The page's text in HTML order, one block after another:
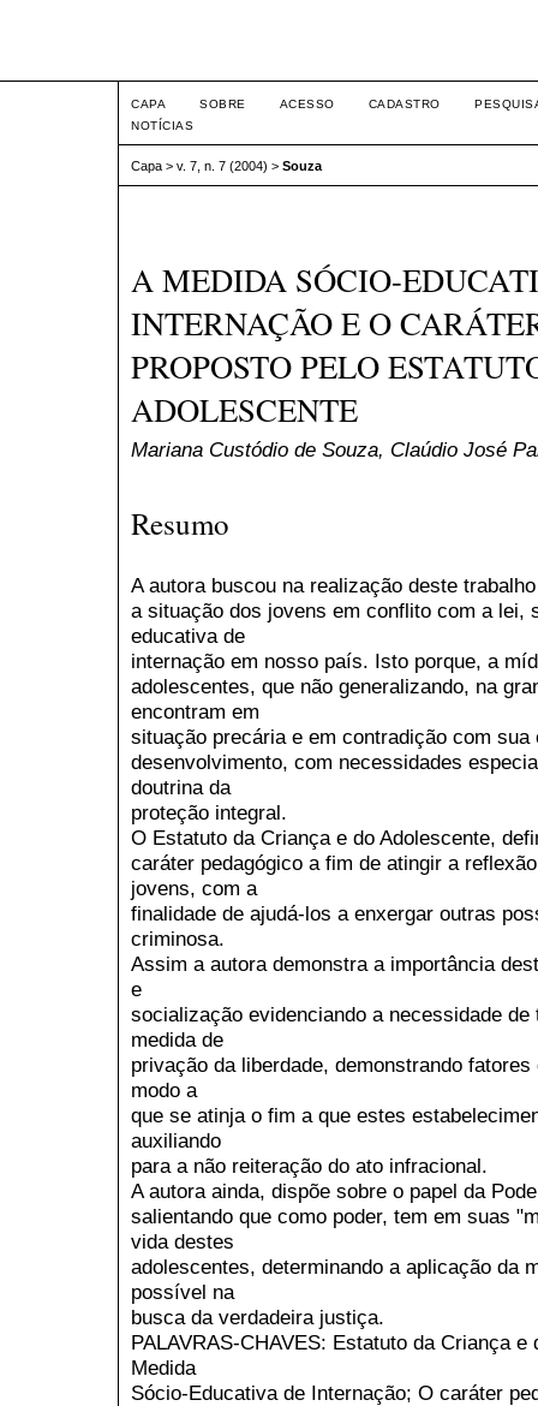
CAPA SOBRE ACESSO CADASTRO
NOTÍCIAS
Capa > v. 7, n. 7 (2004) > Souza
A MEDIDA SÓCIO-
INTERNAÇÃO E O
PROPOSTO PELO
ADOLESCENTE
Mariana Custódio de Souza, Claúdio José
Resumo
A autora buscou na realização deste
a situação dos jovens em conflito com a lei,
educativa de
internação em nosso país. Isto porque, a
adolescentes, que não generalizando, na
encontram em
situação precária e em contradição com
desenvolvimento, com necessidades
doutrina da
proteção integral.
O Estatuto da Criança e do Adolescente,
caráter pedagógico a fim de atingir a
jovens, com a
finalidade de ajudá-los a enxergar outras
criminosa.
Assim a autora demonstra a importância
e
socialização evidenciando a necessidade
medida de
privação da liberdade, demonstrando
modo a
que se atinja o fim a que estes
auxiliando
para a não reiteração do ato infracional.
A autora ainda, dispõe sobre o papel da
salientando que como poder, tem em suas
vida destes
adolescentes, determinando a aplicação da
possível na
busca da verdadeira justiça.
PALAVRAS-CHAVES: Estatuto da Criança
Medida
Sócio-Educativa de Internação; O caráter